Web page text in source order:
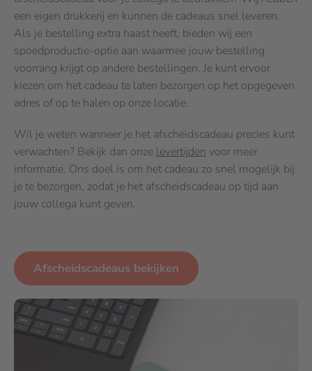
een eigen drukkerij en kunnen de cadeaus snel leveren.
Als je bestelling extra haast heeft, bieden wij een
spoedproductie-optie aan waarmee jouw bestelling
voorrang krijgt op andere bestellingen. Je kunt ervoor
kiezen om het cadeau te laten bezorgen op het opgegeven
adres of op te halen op onze locatie.
Wil je weten wanneer je het afscheidscadeau precies kunt
verwachten? Bekijk dan onze levertijden voor meer
informatie. Ons doel is om het cadeau zo snel mogelijk bij
je te bezorgen, zodat je het afscheidscadeau op tijd aan
jouw collega kunt geven.
Afscheidscadeaus bekijken